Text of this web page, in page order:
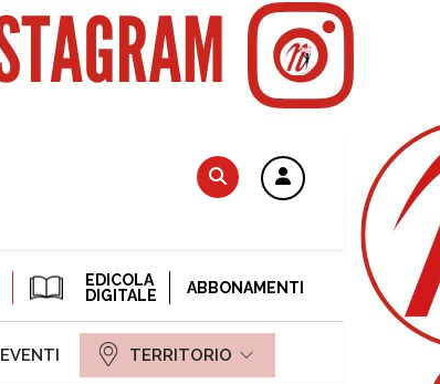
EDICOLA
DIGITALE
ABBONAMENTI
EVENTI TERRITORIO